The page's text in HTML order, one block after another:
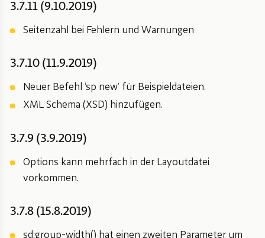
3.7.11 (9.10.2019)
Seitenzahl bei Fehlern und Warnungen
3.7.10 (11.9.2019)
Neuer Befehl ‘sp new’ für Beispieldateien.
XML Schema (XSD) hinzufügen.
3.7.9 (3.9.2019)
Options kann mehrfach in der Layoutdatei
vorkommen.
3.7.8 (15.8.2019)
sd:group-width() hat einen zweiten Parameter um